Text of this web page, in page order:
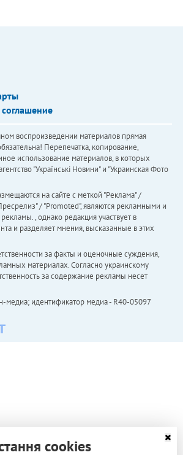
воспроизведении материалов прямая
Перепечатка, копирование,
использование материалов, в которых
"Українськi Новини" и "Украинская Фото
на сайте с меткой "Реклама" /
/ "Promoted", являются рекламными и
, однако редакция участвует в
и разделяет мнения, высказанные в этих
за факты и оценочные суждения,
материалах. Согласно украинскому
за содержание рекламы несет
медиа; идентификатор медиа - R40-05097
cookies